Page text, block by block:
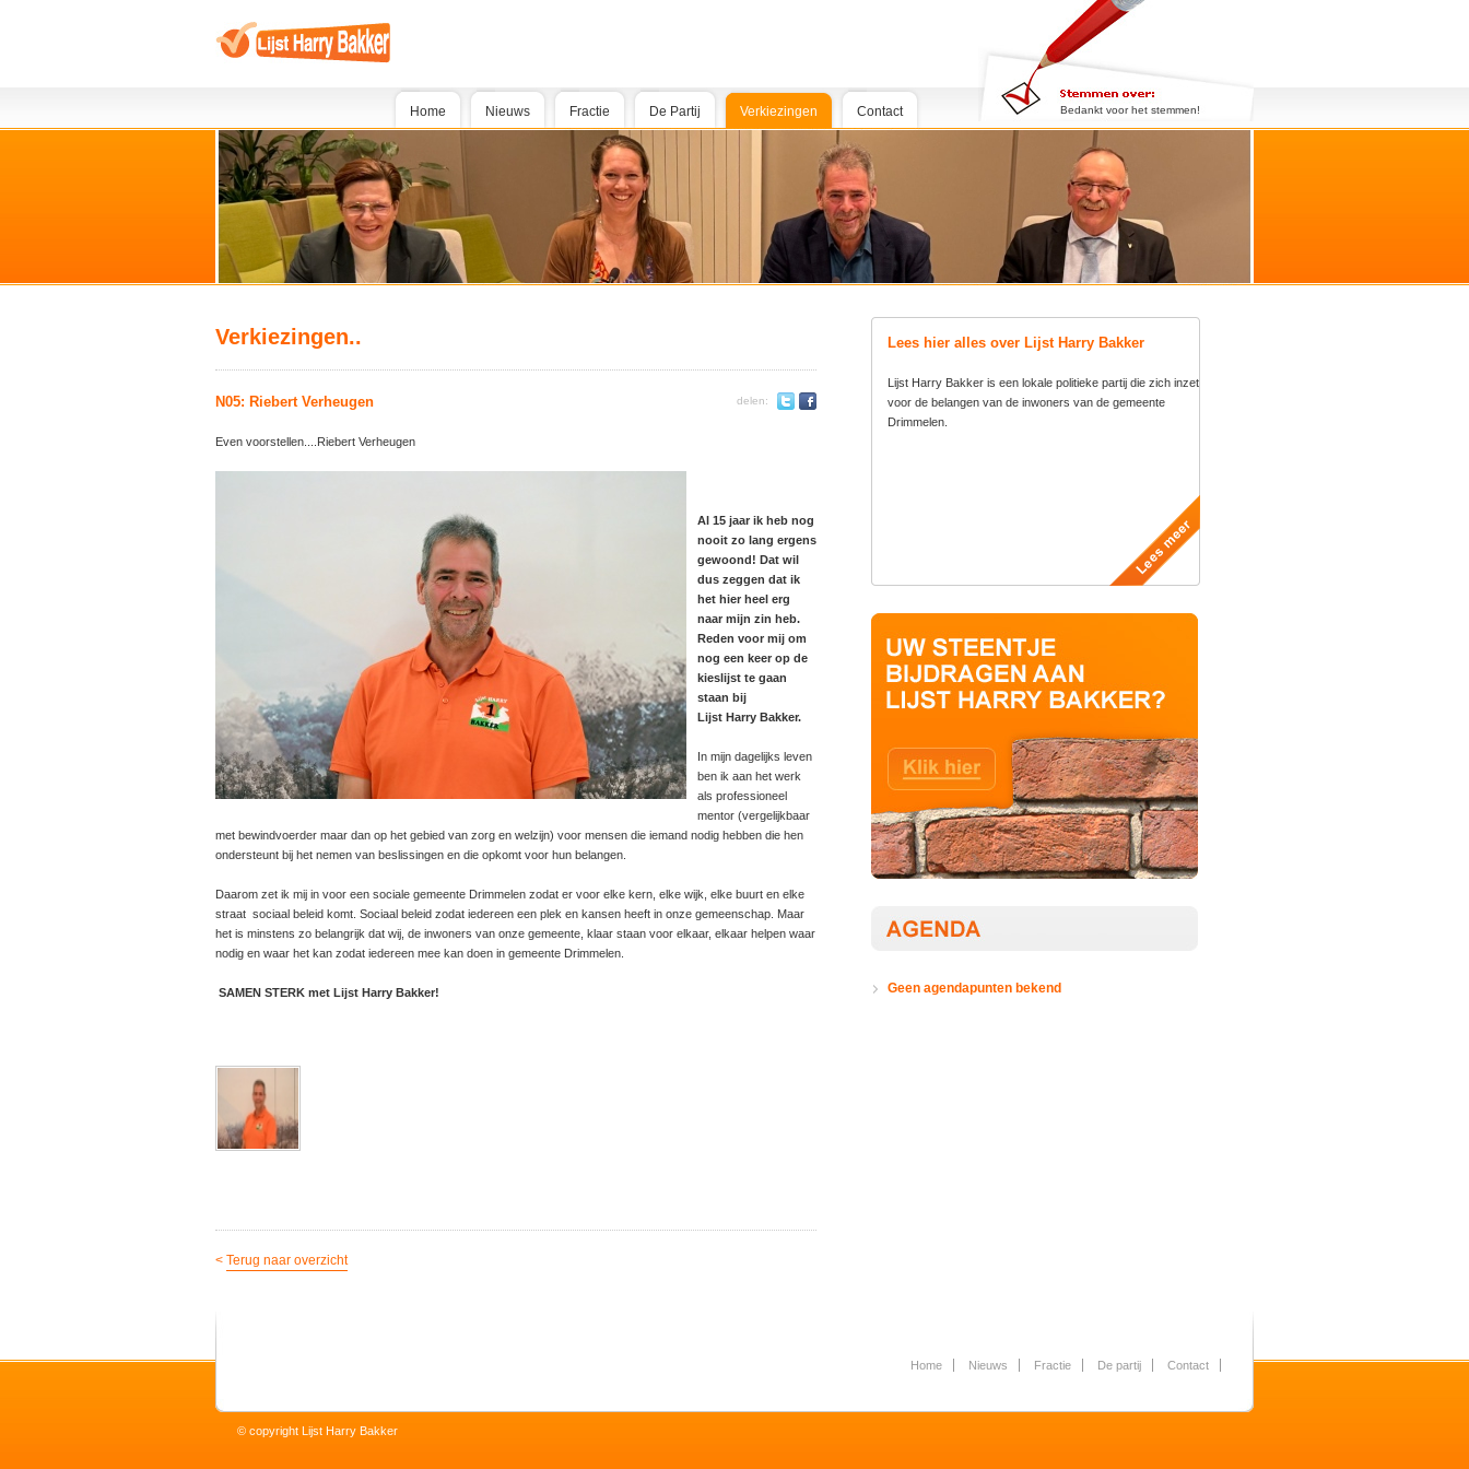
Bedankt voor het stemmen!
Home Nieuws Fractie De Partij Verkiezingen Contact
Verkiezingen..
Facebook
Twitter
delen:
N05: Riebert Verheugen
Even voorstellen....Riebert Verheugen
Al 15 jaar ik heb nog
nooit zo lang ergens
gewoond! Dat wil
dus zeggen dat ik
het hier heel erg
naar mijn zin heb.
Reden voor mij om
nog een keer op de
kieslijst te gaan
staan bij
Lijst Harry Bakker.
In mijn dagelijks leven
ben ik aan het werk
als professioneel
mentor (vergelijkbaar
met bewindvoerder maar dan op het gebied van zorg en welzijn) voor mensen die iemand nodig hebben die hen
ondersteunt bij het nemen van beslissingen en die opkomt voor hun belangen.
Daarom zet ik mij in voor een sociale gemeente Drimmelen zodat er voor elke kern, elke wijk, elke buurt en elke
straat sociaal beleid komt. Sociaal beleid zodat iedereen een plek en kansen heeft in onze gemeenschap. Maar
het is minstens zo belangrijk dat wij, de inwoners van onze gemeente, klaar staan voor elkaar, elkaar helpen waar
nodig en waar het kan zodat iedereen mee kan doen in gemeente Drimmelen.
SAMEN STERK met Lijst Harry Bakker!
< Terug naar overzicht
Lees hier alles over Lijst Harry Bakker
Lijst Harry Bakker is een lokale politieke partij die zich inzet
voor de belangen van de inwoners van de gemeente
Drimmelen.
Geen agendapunten bekend
Home Nieuws Fractie De partij Contact
© copyright Lijst Harry Bakker